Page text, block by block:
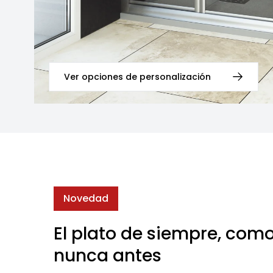
Ver opciones de personalización
Novedad
El plato de siempre,
nunca antes